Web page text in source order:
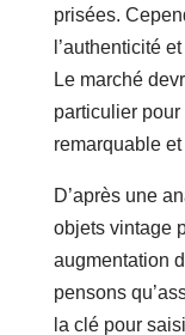
prisées.
l’authenticité
Le marché
particulier pour
remarquable
D’après une
objets vintage
augmentation
pensons
la clé pour